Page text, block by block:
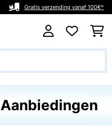
Gratis verzending vanaf 100€*
Aanbiedingen